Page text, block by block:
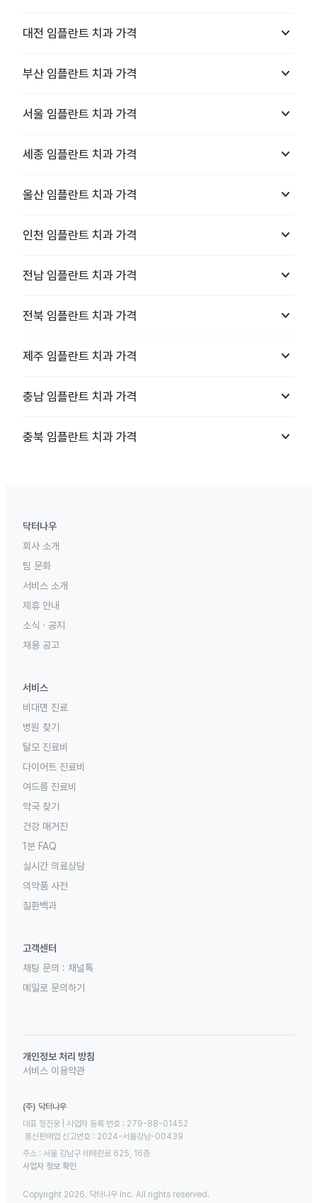
대전 임플란트 치과 가격 keyboard_arrow_down
부산 임플란트 치과 가격 keyboard_arrow_down
서울 임플란트 치과 가격 keyboard_arrow_down
세종 임플란트 치과 가격 keyboard_arrow_down
울산 임플란트 치과 가격 keyboard_arrow_down
인천 임플란트 치과 가격 keyboard_arrow_down
전남 임플란트 치과 가격 keyboard_arrow_down
전북 임플란트 치과 가격 keyboard_arrow_down
제주 임플란트 치과 가격 keyboard_arrow_down
충남 임플란트 치과 가격 keyboard_arrow_down
충북 임플란트 치과 가격 keyboard_arrow_down
닥터나우
회사 소개
팀 문화
서비스 소개
제휴 안내
소식 · 공지
채용 공고
서비스
비대면 진료
병원 찾기
탈모 진료비
다이어트 진료비
여드름 진료비
약국 찾기
건강 매거진
1분 FAQ
실시간 의료상담
의약품 사전
질환백과
고객센터
채팅 문의 : 채널톡
메일로 문의하기
개인정보 처리 방침
서비스 이용약관
(주) 닥터나우
대표 정진웅 | 사업자 등록 번호 : 279-88-01452
통신판매업 신고번호 : 2024-서울강남-00439
주소 : 서울 강남구 테헤란로 625, 16층
사업자 정보 확인
Copyright 2026. 닥터나우 Inc. All rights reserved.